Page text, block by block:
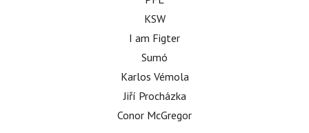
KSW
I am Figter
Sumó
Karlos Vémola
Jiří Procházka
Conor McGregor